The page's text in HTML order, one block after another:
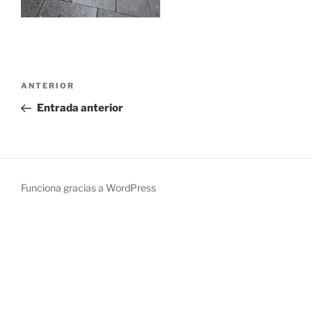
Navegación
entradas
Entrada
anterior:
ANTERIOR
Entrada anterior
Funciona gracias a WordPress